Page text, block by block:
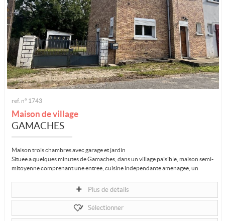
ref. n° 1743
Maison de village
GAMACHES
Maison trois chambres avec garage et jardin
Située à quelques minutes de Gamaches, dans un village paisible, maison semi-
mitoyenne comprenant une entrée, cuisine indépendante aménagée, un
Plus de détails
Sélectionner